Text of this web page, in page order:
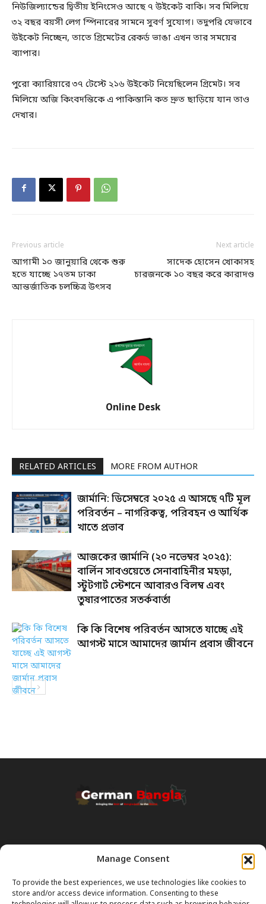
Manage Consent
To provide the best experiences, we use technologies like cookies to
store and/or access device information. Consenting to these
নিউজিল্যান্ডের দ্বিতীয় ইনিংসেও আছে ৭ উইকেট বাকি। সব মিলিয়ে
৩২ বছর বয়সী লেগ স্পিনারের সামনে সুবর্ণ সুযোগ। তদুপরি যেভাবে
উইকেট নিচ্ছেন, তাতে গ্রিমেটের রেকর্ড ভাঙা এখন তার সময়ের
ব্যাপার।
পুরো ক্যারিয়ারে ৩৭ টেস্টে ২১৬ উইকেট নিয়েছিলেন গ্রিমেট। সব
মিলিয়ে অজি কিংবদন্তিকে এ পাকিস্তানি কত দ্রুত ছাড়িয়ে যান তাও
দেখার।
Previous article
আগামী ১০ জানুয়ারি থেকে শুরু
হতে যাচ্ছে ১৭তম ঢাকা
আন্তর্জাতিক চলচ্চিত্র উৎসব
Next article
সাদেক হোসেন খোকাসহ
চারজনকে ১০ বছর করে কারাদণ্ড
Online Desk
RELATED ARTICLES MORE FROM AUTHOR
জার্মানি: ডিসেম্বরে ২০২৫ এ আসছে ৭টি মূল
পরিবর্তন – নাগরিকত্ব, পরিবহন ও আর্থিক
খাতে প্রভাব
আজকের জার্মানি (২০ নভেম্বর ২০২৫):
বার্লিন সাবওয়েতে সেনাবাহিনীর মহড়া,
স্টুটগার্ট স্টেশনে আবারও বিলম্ব এবং
তুষারপাতের সতর্কবার্তা
কি কি বিশেষ পরিবর্তন আসতে যাচ্ছে এই
আগস্ট মাসে আমাদের জার্মান প্রবাস জীবনে
Transparency & Disclaimer:
Some content and images on this site are generated with the
assistance of Artificial Intelligence (AI). While we strive for accuracy, AI
can occasionally produce incorrect or outdated information.